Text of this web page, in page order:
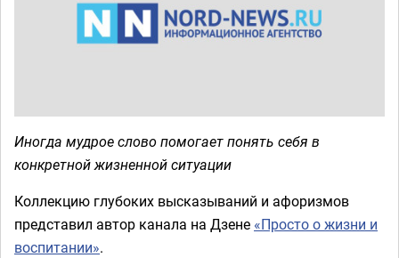
Иногда мудрое слово помогает понять себя в
конкретной жизненной ситуации
Коллекцию глубоких высказываний и афоризмов
представил автор канала на Дзене «Просто о жизни и
воспитании».